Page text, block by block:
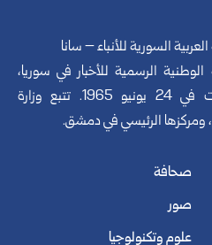
العربية السورية للأنباء – سانا
الوطنية الرسمية للأخبار في سوريا،
تأسست في 24 يونيو 1965. تتبع وزارة
ومركزها الرئيسي في دمشق.
صحافة
صور
علوم وتكنولوجيا